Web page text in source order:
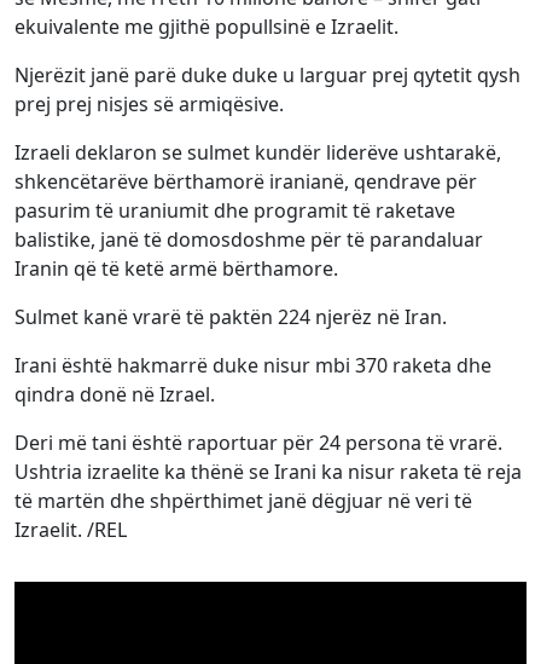
ekuivalente me gjithë popullsinë e Izraelit.
Njerëzit janë parë duke duke u larguar prej qytetit qysh
prej prej nisjes së armiqësive.
Izraeli deklaron se sulmet kundër liderëve ushtarakë,
shkencëtarëve bërthamorë iranianë, qendrave për
pasurim të uraniumit dhe programit të raketave
balistike, janë të domosdoshme për të parandaluar
Iranin që të ketë armë bërthamore.
Sulmet kanë vrarë të paktën 224 njerëz në Iran.
Irani është hakmarrë duke nisur mbi 370 raketa dhe
qindra donë në Izrael.
Deri më tani është raportuar për 24 persona të vrarë.
Ushtria izraelite ka thënë se Irani ka nisur raketa të reja
të martën dhe shpërthimet janë dëgjuar në veri të
Izraelit. /REL